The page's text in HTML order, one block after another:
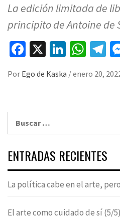
La edición limitada de
principito de Antoine de
Facebook
X
Por Ego de Kaska /enero 20,
ENTRADAS RECIENTES
La política cabe en el arte,
El arte como cuidado de sí (5/5)